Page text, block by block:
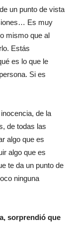
un punto de vista
Es muy
mismo que al
Estás
es lo que le
Si es
de la
de todas las
algo que es
algo que es
te da un punto de
ninguna
sorprendió que